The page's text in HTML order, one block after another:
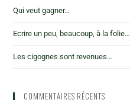
Qui veut gagner…
Ecrire un peu, beaucoup, à la folie…
Les cigognes sont revenues…
COMMENTAIRES RÉCENTS